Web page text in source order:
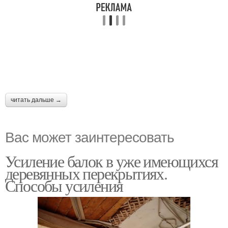
читать дальше →
Вас может заинтересовать
Усиление балок в уже имеющихся
деревянных перекрытиях.
Способы усиления